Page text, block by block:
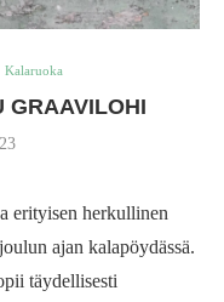
Kalaruoka
GRAAVILOHI
erityisen herkullinen
ajan kalapöydässä.
täydellisesti